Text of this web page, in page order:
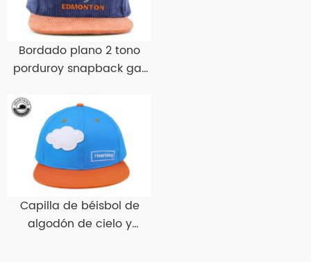
Bordado plano 2 tono
porduroy snapback gat
Capilla de béisbol de
algodón de cielo y